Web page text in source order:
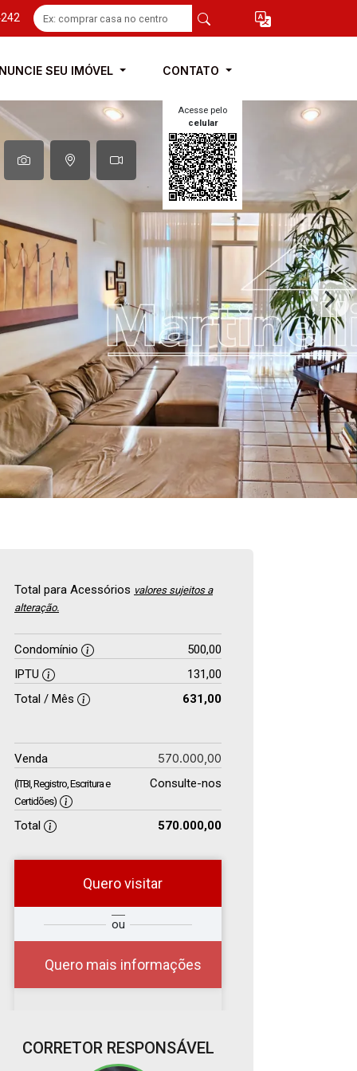
SEU IMÓVEL CONTATO
Acesse pelo
celular
Total para Acessórios valores sujeitos a
alteração.
Condomínio
500,00
IPTU
131,00
Total / Mês
631,00
Venda 570.000,00
(ITBI, Registro, Escritura e
Certidões)
Consulte-nos
Total 570.000,00
Quero visitar
ou
Quero mais informações
Qual o melhor dia e
horário para você?
CORRETOR RESPONSÁVEL